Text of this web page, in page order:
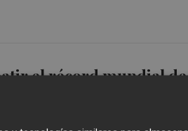
el récord mundial de